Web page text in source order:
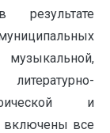
и
включены все